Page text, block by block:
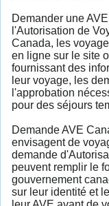
Demander une
l'Autorisation de
Canada, les
en ligne sur le site
fournissant des
leur voyage, les
l'approbation
pour des séjours
Demande AVE
envisagent de
demande
peuvent remplir le
gouvernement
sur leur identité et